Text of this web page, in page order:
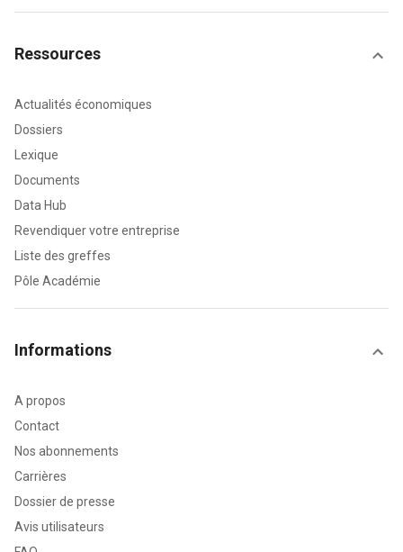
Ressources
Actualités économiques
Dossiers
Lexique
Documents
Data Hub
Revendiquer votre entreprise
Liste des greffes
Pôle Académie
Informations
A propos
Contact
Nos abonnements
Carrières
Dossier de presse
Avis utilisateurs